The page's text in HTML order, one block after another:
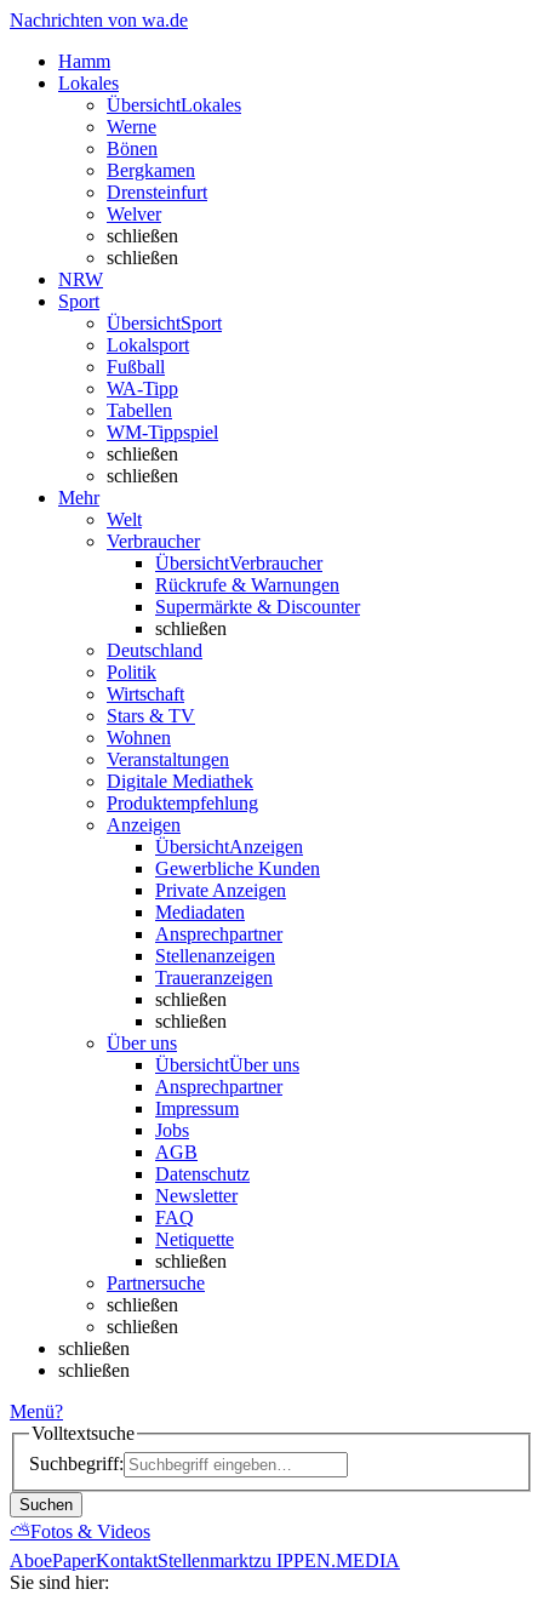
Nachrichten von wa.de
Hamm
Lokales
ÜbersichtLokales
Werne
Bönen
Bergkamen
Drensteinfurt
Welver
schließen
schließen
NRW
Sport
ÜbersichtSport
Lokalsport
Fußball
WA-Tipp
Tabellen
WM-Tippspiel
schließen
schließen
Mehr
Welt
Verbraucher
ÜbersichtVerbraucher
Rückrufe & Warnungen
Supermärkte & Discounter
schließen
Deutschland
Politik
Wirtschaft
Stars & TV
Wohnen
Veranstaltungen
Digitale Mediathek
Produktempfehlung
Anzeigen
ÜbersichtAnzeigen
Gewerbliche Kunden
Private Anzeigen
Mediadaten
Ansprechpartner
Stellenanzeigen
Traueranzeigen
schließen
schließen
Über uns
ÜbersichtÜber uns
Ansprechpartner
Impressum
Jobs
AGB
Datenschutz
Newsletter
FAQ
Netiquette
schließen
Partnersuche
schließen
schließen
schließen
schließen
Menü?
Volltextsuche
Suchbegriff:
Suchen
⛅Fotos & Videos
AboePaperKontaktStellenmarktzu IPPEN.MEDIA
Sie sind hier: